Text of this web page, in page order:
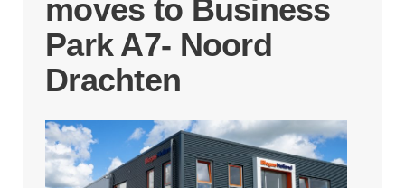
moves to Business
Park A7- Noord
Drachten